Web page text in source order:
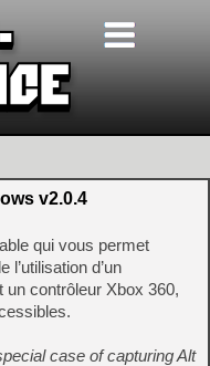
v2.0.4
qui vous permet
l’utilisation d’un
contrôleur Xbox 360,
case of capturing Alt